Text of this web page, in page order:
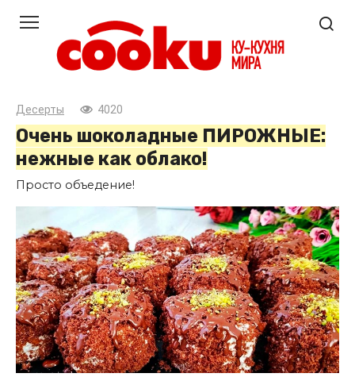
контенту
Десерты 4020
Очень шоколадные ПИРОЖНЫЕ:
нежные как облако!
Просто объедение!